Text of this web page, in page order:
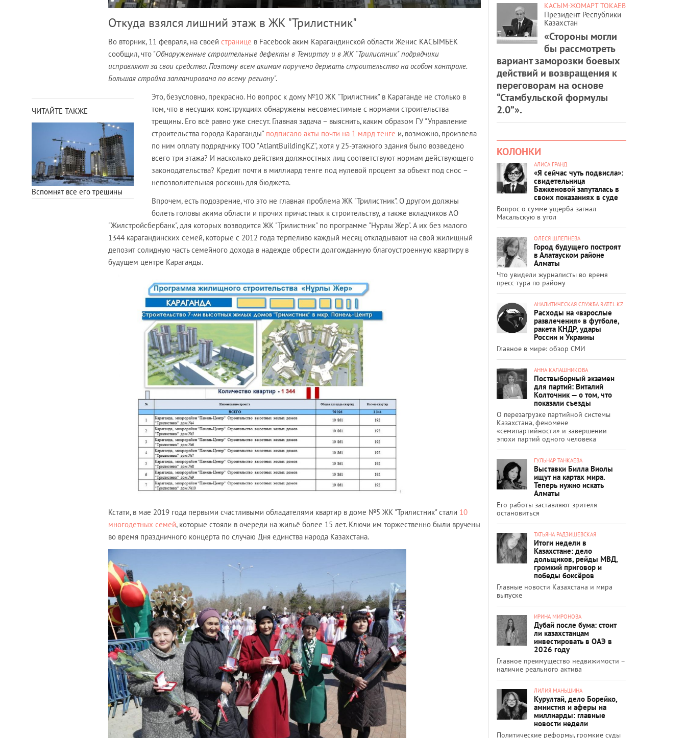
Откуда взялся лишний этаж в ЖК "Трилистник"
Во вторник, 11 февраля, на своей странице в Facebook аким Карагандинской области Женис КАСЫМБЕК
сообщил, что "Обнаруженные строительные дефекты в Темиртау и в ЖК "Трилистник" подрядчики
исправляют за свои средства. Поэтому всем акимам поручено держать строительство на особом контроле.
Большая стройка запланирована по всему региону".
ЧИТАЙТЕ ТАКЖЕ
Вспомнят все его трещины
Это, безусловно, прекрасно. Но вопрос к дому №10 ЖК "Трилистник" в Караганде не столько в
том, что в несущих конструкциях обнаружены несовместимые с нормами строительства
трещины. Его всё равно уже снесут. Главная задача – выяснить, каким образом ГУ "Управление
строительства города Караганды" подписало акты почти на 1 млрд тенге и, возможно, произвела
по ним оплату подрядчику ТОО "AtlantBuildingKZ", хотя у 25-этажного здания было возведено
всего три этажа? И насколько действия должностных лиц соответствуют нормам действующего
законодательства? Кредит почти в миллиард тенге под нулевой процент за объект под снос –
непозволительная роскошь для бюджета.
Впрочем, есть подозрение, что это не главная проблема ЖК "Трилистник". О другом должны
болеть головы акима области и прочих причастных к строительству, а также вкладчиков АО
"Жилстройсбербанк", для которых возводится ЖК "Трилистник" по программе "Нурлы Жер". А их без малого
1344 карагандинских семей, которые с 2012 года терпеливо каждый месяц откладывают на свой жилищный
депозит солидную часть семейного дохода в надежде обрести долгожданную благоустроенную квартиру в
будущем центре Караганды.
Кстати, в мае 2019 года первыми счастливыми обладателями квартир в доме №5 ЖК "Трилистник" стали 10
многодетных семей, которые стояли в очереди на жильё более 15 лет. Ключи им торжественно были вручены
во время праздничного концерта по случаю Дня единства народа Казахстана.
КАСЫМ-ЖОМАРТ ТОКАЕВ
Президент Республики
Казахстан
«Стороны могли
бы рассмотреть
вариант заморозки боевых
действий и возвращения к
переговорам на основе
“Стамбульской формулы
2.0”».
КОЛОНКИ
АЛИСА ГРАНД
«Я сейчас чуть подвисла»:
свидетельница
Бажкеновой запуталась в
своих показаниях в суде
Вопрос о сумме ущерба загнал
Масальскую в угол
ОЛЕСЯ ШЛЕПНЕВА
Город будущего построят
в Алатауском районе
Алматы
Что увидели журналисты во время
пресс-тура по району
АНАЛИТИЧЕСКАЯ СЛУЖБА RATEL.KZ
Расходы на «взрослые
развлечения» в футболе,
ракета КНДР, удары
России и Украины
Главное в мире: обзор СМИ
АННА КАЛАШНИКОВА
Поствыборный экзамен
для партий: Виталий
Колточник — о том, что
показали съезды
О перезагрузке партийной системы
Казахстана, феномене
«семипартийности» и завершении
эпохи партий одного человека
ГУЛЬНАР ТАНКАЕВА
Выставки Билла Виолы
ищут на картах мира.
Теперь нужно искать
Алматы
Его работы заставляют зрителя
остановиться
ТАТЬЯНА РАДЗИШЕВСКАЯ
Итоги недели в
Казахстане: дело
дольщиков, рейды МВД,
громкий приговор и
победы боксёров
Главные новости Казахстана и мира
выпуске
ИРИНА МИРОНОВА
Дубай после бума: стоит
ли казахстанцам
инвестировать в ОАЭ в
2026 году
Главное преимущество недвижимости –
наличие реального актива
ЛИЛИЯ МАНЬШИНА
Курултай, дело Борейко,
амнистия и аферы на
миллиарды: главные
новости недели
Политические реформы, громкие суды